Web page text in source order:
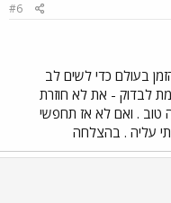
#6
בעולם כדי לשים לב
לבדוק - את לא חוזרת
טוב . ואם לא אז תחפשי
עליה . בהצלחה